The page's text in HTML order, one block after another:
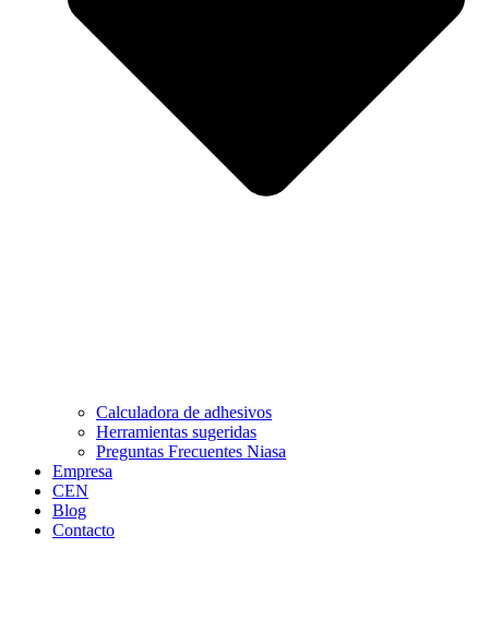
Calculadora de adhesivos
Herramientas sugeridas
Preguntas Frecuentes Niasa
Empresa
CEN
Blog
Contacto